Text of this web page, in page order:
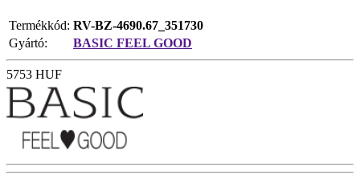
Termékkód: RV-BZ-4690.67_351730
Gyártó:
BASIC FEEL GOOD
5753 HUF